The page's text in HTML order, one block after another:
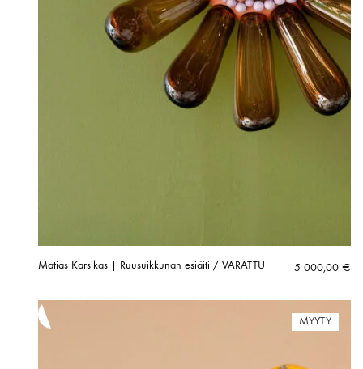
Matias Karsikas | Ruusuikkunan esiäiti / VARATTU 5 000,00 €
MYYTY